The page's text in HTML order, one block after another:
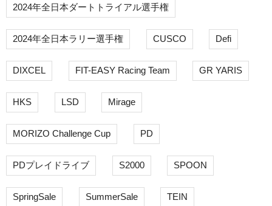
2024年全日本ダートトライアル選手権
2024年全日本ラリー選手権 CUSCO Defi
DIXCEL FIT-EASY Racing Team GR YARIS
HKS LSD Mirage
MORIZO Challenge Cup PD
PDプレイドライブ S2000 SPOON
SpringSale SummerSale TEIN